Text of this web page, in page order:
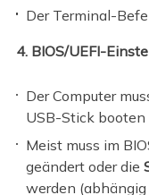
Der Terminal-
4. BIOS/UEFI-
Der Computer
USB-Stick booten
Meist muss im
geändert oder die
werden